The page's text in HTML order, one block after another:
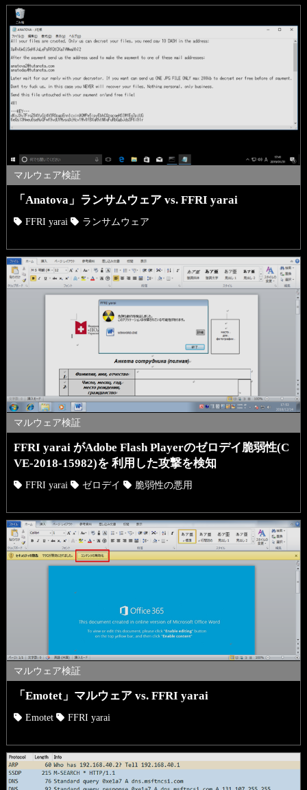
マルウェア検証
「Anatova」ランサムウェア vs. FFRI yarai
FFRI yarai ランサムウェア
マルウェア検証
FFRI yarai がAdobe Flash Playerのゼロデイ脆弱性(C
VE-2018-15982)を 利用した攻撃を検知
FFRI yarai ゼロデイ 脆弱性の悪用
マルウェア検証
「Emotet」マルウェア vs. FFRI yarai
Emotet FFRI yarai